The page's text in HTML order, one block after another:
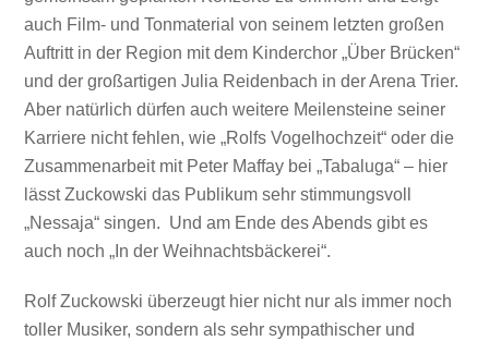
auch Film- und Tonmaterial von seinem letzten großen
Auftritt in der Region mit dem Kinderchor „Über Brücken“
und der großartigen Julia Reidenbach in der Arena Trier.
Aber natürlich dürfen auch weitere Meilensteine seiner
Karriere nicht fehlen, wie „Rolfs Vogelhochzeit“ oder die
Zusammenarbeit mit Peter Maffay bei „Tabaluga“ – hier
lässt Zuckowski das Publikum sehr stimmungsvoll
„Nessaja“ singen. Und am Ende des Abends gibt es
auch noch „In der Weihnachtsbäckerei“.
Rolf Zuckowski überzeugt hier nicht nur als immer noch
toller Musiker, sondern als sehr sympathischer und